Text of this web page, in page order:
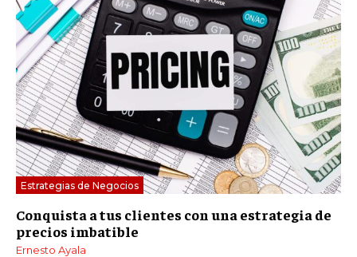
Estrategias de Negocios
Conquista a tus clientes con una estrategia de
precios imbatible
Ernesto Ayala